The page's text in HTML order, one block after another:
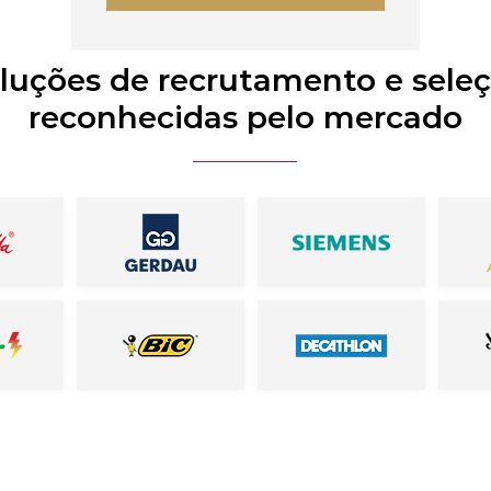
de recrutamento e
reconhecidas pelo mercado